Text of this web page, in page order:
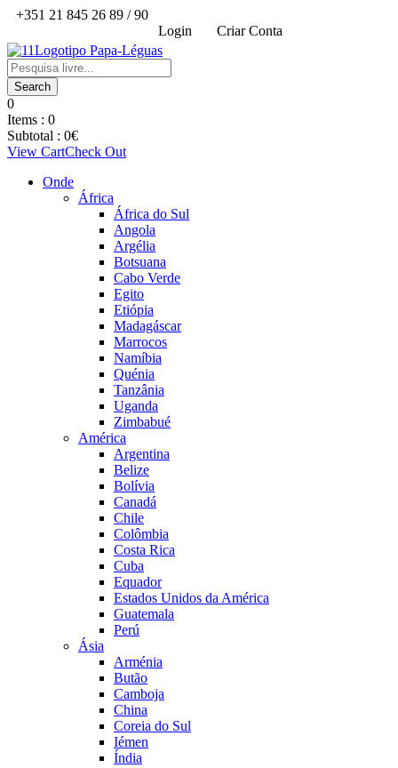
+351 21 845 26 89 / 90
Login
Criar Conta
0
Items : 0
Subtotal : 0€
View CartCheck Out
Onde
África
África do Sul
Angola
Argélia
Botsuana
Cabo Verde
Egito
Etiópia
Madagáscar
Marrocos
Namíbia
Quénia
Tanzânia
Uganda
Zimbabué
América
Argentina
Belize
Bolívia
Canadá
Chile
Colômbia
Costa Rica
Cuba
Equador
Estados Unidos da América
Guatemala
Perú
Ásia
Arménia
Butão
Camboja
China
Coreia do Sul
Iémen
Índia